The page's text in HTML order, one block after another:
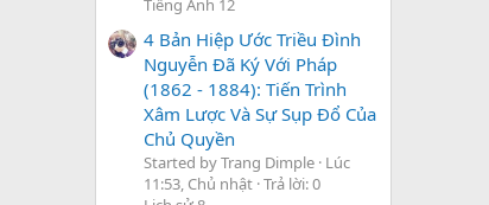
Tiếng Anh 12
4 Bản Hiệp Ước Triều Đình
Nguyễn Đã Ký Với Pháp
(1862 - 1884): Tiến Trình
Xâm Lược Và Sự Sụp Đổ Của
Chủ Quyền
Started by Trang Dimple Lúc
11:53, Chủ nhật Trả lời: 0